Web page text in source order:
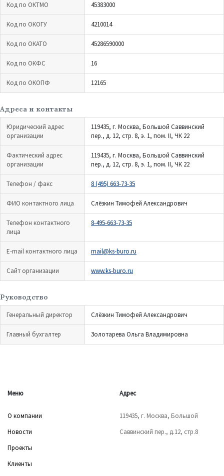
Код по ОКТМО 45383000
Код по ОКОГУ 4210014
Код по ОКАТО 45286590000
Код по ОКФС 16
Код по ОКОПФ 12165
Адреса и контакты
Юридический адрес
организации
119435, г. Москва, Большой Саввинский
пер., д. 12, стр. 8, э. 1, пом. II, ЧК 22
Фактический адрес
организации
119435, г. Москва, Большой Саввинский
пер., д. 12, стр. 8, э. 1, пом. II, ЧК 22
Телефон / факс 8 (495) 663-73-35
ФИО контактного лица Слёзкин Тимофей Александрович
Телефон контактного
лица
8-495-663-73-35
E-mail контактного лица mail@ks-buro.ru
Сайт организации www.ks-buro.ru
Руководство
Генеральный директор Слёзкин Тимофей Александрович
Главный бухгалтер Золотарева Ольга Владимировна
Меню
О компании
Новости
Проекты
Клиенты
Адрес
119435, г. Москва, Большой
Саввинский пер., д.12, стр.8